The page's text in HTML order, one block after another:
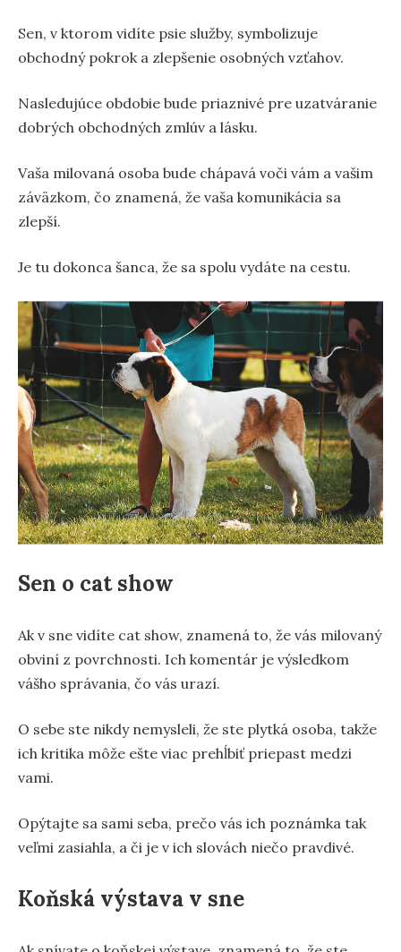
Sen, v ktorom vidíte psie služby, symbolizuje
obchodný pokrok a zlepšenie osobných vzťahov.
Nasledujúce obdobie bude priaznivé pre uzatváranie
dobrých obchodných zmlúv a lásku.
Vaša milovaná osoba bude chápavá voči vám a vašim
záväzkom, čo znamená, že vaša komunikácia sa
zlepší.
Je tu dokonca šanca, že sa spolu vydáte na cestu.
Sen o cat show
Ak v sne vidíte cat show, znamená to, že vás milovaný
obviní z povrchnosti. Ich komentár je výsledkom
vášho správania, čo vás urazí.
O sebe ste nikdy nemysleli, že ste plytká osoba, takže
ich kritika môže ešte viac prehĺbiť priepast medzi
vami.
Opýtajte sa sami seba, prečo vás ich poznámka tak
veľmi zasiahla, a či je v ich slovách niečo pravdivé.
Koňská výstava v sne